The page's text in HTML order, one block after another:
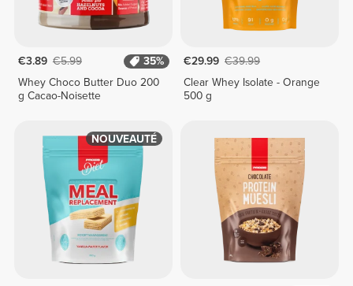
€3.89 €5.99
35%
Whey Choco Butter Duo 200
g Cacao-Noisette
€29.99 €39.99
Clear Whey Isolate - Orange
500 g
NOUVEAUTÉ